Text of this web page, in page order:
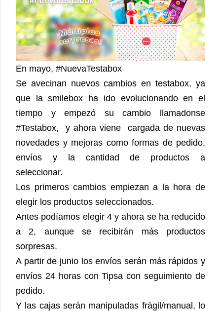
En mayo, #NuevaTestabox
Se avecinan nuevos cambios en testabox, ya
que la smilebox ha ido evolucionando en el
tiempo y empezó su cambio llamadonse
#Testabox, y ahora viene cargada de nuevas
novedades y mejoras como formas de pedido,
envíos y la cantidad de productos a
seleccionar.
Los primeros cambios empiezan a la hora de
elegir los productos seleccionados.
Antes podíamos elegir 4 y ahora se ha reducido
a 2, aunque se recibirán más productos
sorpresas.
A partir de junio los envíos serán más rápidos y
envíos 24 horas con Tipsa con seguimiento de
pedido.
Y las cajas serán manipuladas frágil/manual, lo